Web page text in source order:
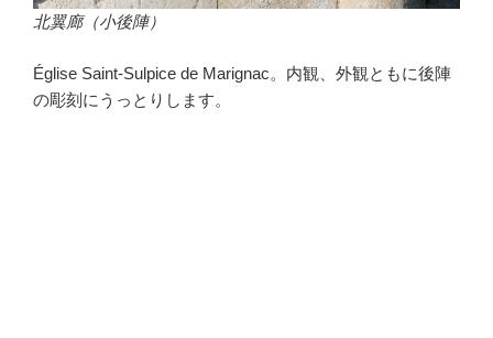
北翼廊（小後陣）
Église Saint-Sulpice de Marignac。内観、外観ともに後陣
の彫刻にうっとりします。